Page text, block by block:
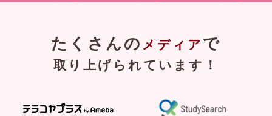
たくさんの メディア で
取り上げられています！